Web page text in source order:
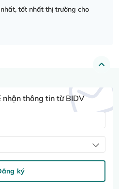
tốt nhất thị trường cho
thông tin từ BIDV
ký